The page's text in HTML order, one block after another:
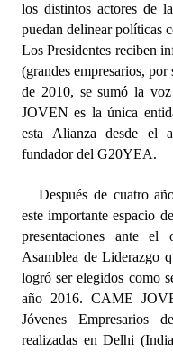
INSTITUCIONAL
Antiguos Pobladores
Noticias Destacadas
Registros y Distinciones
Premio al Mérito -
Audiencias Públicas -
Mujeres que Dejaron
Periodistas Decanos -
los distintos actores de
puedan delinear políticas
Los Presidentes reciben
(grandes empresarios,
de 2010, se sumó la
JOVEN es la única
esta Alianza desde el
fundador del G20YEA.
Después de cuatro
este importante espacio
presentaciones ante
Asamblea de Liderazgo
logró ser elegidos como
año 2016. CAME
Jóvenes Empresarios
realizadas en Delhi